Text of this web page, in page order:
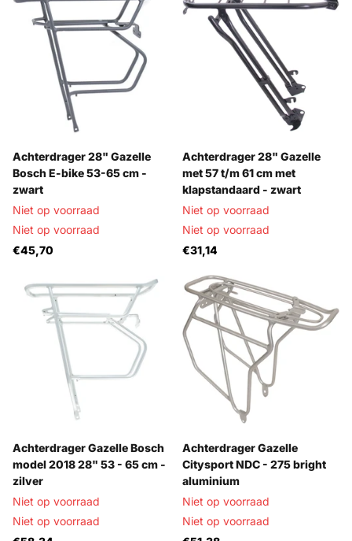
Achterdrager 28" Gazelle
Bosch E-bike 53-65 cm -
zwart
Niet op voorraad
Niet op voorraad
€45,70
Achterdrager 28" Gazelle
met 57 t/m 61 cm met
klapstandaard - zwart
Niet op voorraad
Niet op voorraad
€31,14
Achterdrager Gazelle Bosch
model 2018 28" 53 - 65 cm -
zilver
Niet op voorraad
Niet op voorraad
Achterdrager Gazelle
Citysport NDC - 275 bright
aluminium
Niet op voorraad
Niet op voorraad